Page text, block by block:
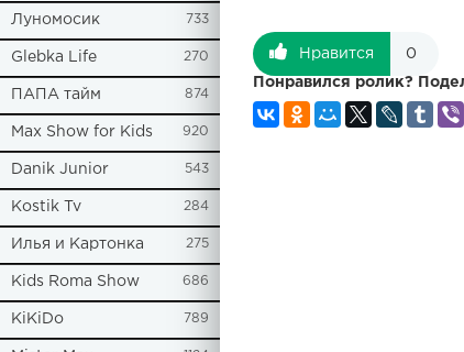
Луномосик 733
Glebka Life 270
ПАПА тайм 874
Max Show for Kids 920
Danik Junior 543
Kostik Tv 284
Илья и Картонка 275
Kids Roma Show 686
KiKiDo 789
Нравится 0
Понравился ролик?